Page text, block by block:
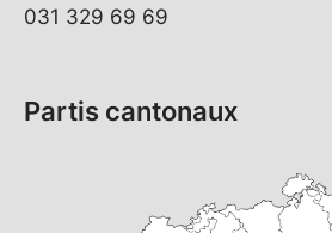
031 329 69 69
Partis cantonaux